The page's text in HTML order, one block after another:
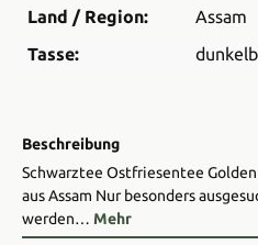
Land / Region:
Assam
Tasse:
Beschreibung
Schwarztee Ostfriesentee
aus Assam Nur besonders
werden… Mehr